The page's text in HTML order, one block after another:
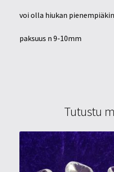
voi olla hiukan
paksuus n 9-10mm
Tutustu